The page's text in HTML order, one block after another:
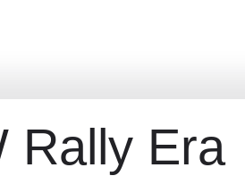
Rally Era